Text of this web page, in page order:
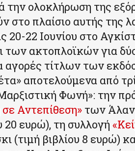
την ολοκλήρωση της
στο πλαίσιο αυτής της
20-22 Ιουνίου στο
των ακτοπλοϊκών για
αγορές τίτλων των
αποτελούμενα από
Φωνή»: την
Αντεπίθεση»των Άλαν
20 ευρώ), τη συλλογή
(τιμή βιβλίου 8 ευρώ)